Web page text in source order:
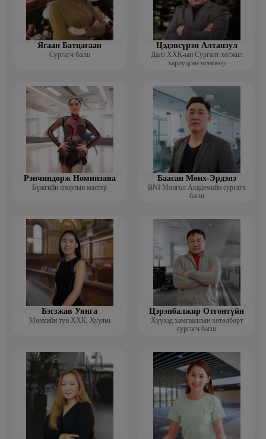
- Орос хэл заах арга зүй (2017.11.07) ОХУ, Улан-Удэ
Ажлын туршлага:
- Эрдэмтэн сурагчдын хөгжлийн институтийн тэргүүн, үүсгэн
байгуулагч (2024)
- Боловсролын ерөнхий газрын, Захиргаа удирдлагын газрын
- Багшийн мэргэжил дээшлүүлэх инситутийн гадаад хэлний багш
нарын мэргэжил дээшлүүлэх сургалт хариуцсан арга зүйч,
мэргэжилтэн (2017-2022)
- Москвагийн их сургуулийн зочин багш, хятад-англи хэлний
сургалт хариуцсан зөвлөх (2021-2022)
- Г.В.Плехановын нэрэмжит ЭЗИС-ийн УБ дахь салбар сургуулийн
декан (2012-2017)
- “СИТИ” их сургуулийн гадаад хэлний тэнхимийн эрхлэгч (2010-
- Монгол-Оросын хамтарсан 3 дугаар сургуулийн хүний нөөц,
багш (2009-2010)
Ягаан Батцагаан
Сургагч багш
Цэдэвсүрэн Алтанзул
Далз ХХК-ын Сургалт хөгжил
хариуцсан менежер
Рэнчиндорж Номинзаяа
Бүжгийн спортын мастер
Баасан Мөнх-Эрдэнэ
BNI Монгол Академийн сургагч
багш
Бэгзжав Уянга
Мөнхийн тун ХХК, Хуульч
Цэрэнбалжир Отгонтүйн
Хүүхэд хамгааллын хөтөлбөрт
сургагч багш